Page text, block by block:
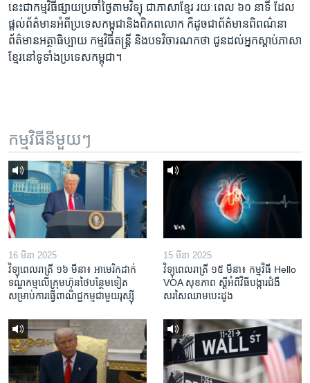
ស្វែង​
ភាសា
នេះ​ជា​កម្ម​វិធី​ផ្សាយ​ប្រចាំ​ថ្ងៃ​តាម​វិទ្យុ ​ជាភាសា​ខ្មែរ​ រយៈ​ពេល​ ៦០​ នាទី ដែល​
ផ្តល់​ព័ត៌មាន​អំពី​ប្រទេស​កម្ពុជា​និង​ពិភព​លោក ​ក៏ដូច​ជា​ព័ត៌មាន​ពិពណ៌នា
ព័ត៌មាន​អត្ថាធិប្បាយ​ កម្ម​វិធី​តន្ត្រី ​និង​បទ​វិចារណកថា​ ជូន​ដល់​អ្នក​ស្តាប់​ភាសា​
ខ្មែរ​នៅ​ទូទាំង​ប្រទេស​កម្ពុជា។
កម្មវិធី​នីមួយៗ
16 មីនា 2025
វិទ្យុពេលរាត្រី ១៦ មីនា៖ អាមេរិក​ដាក់​
ទណ្ឌកម្ម​លើ​ក្រុមហ៊ុន​ថៃ​បន្ថែម​ទៀត​
សម្រាប់​ការ​ធ្វើ​ពាណិជ្ជកម្ម​ជាមួយ​រុស្ស៊ី
15 មីនា 2025
វិទ្យុពេលរាត្រី ១៥ មីនា៖ កម្មវិធី ​Hello
VOA សុខភាព ស្ដី​អំពី​វិធី​បង្ការ​ជំងឺ​
សរសៃ​ឈាម​បេះដូង